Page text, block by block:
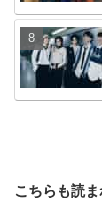
こちらも読ま